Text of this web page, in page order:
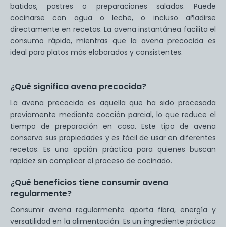
batidos, postres o preparaciones saladas. Puede
cocinarse con agua o leche, o incluso añadirse
directamente en recetas. La avena instantánea facilita el
consumo rápido, mientras que la avena precocida es
ideal para platos más elaborados y consistentes.
¿Qué significa avena precocida?
La avena precocida es aquella que ha sido procesada
previamente mediante cocción parcial, lo que reduce el
tiempo de preparación en casa. Este tipo de avena
conserva sus propiedades y es fácil de usar en diferentes
recetas. Es una opción práctica para quienes buscan
rapidez sin complicar el proceso de cocinado.
¿Qué beneficios tiene consumir avena
regularmente?
Consumir avena regularmente aporta fibra, energía y
versatilidad en la alimentación. Es un ingrediente práctico